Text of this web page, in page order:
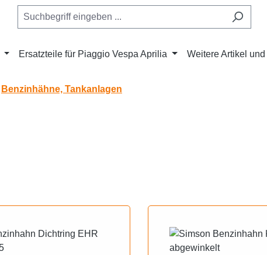
Ersatzteile für Piaggio Vespa Aprilia Weitere Artikel und
Benzinhähne, Tankanlagen